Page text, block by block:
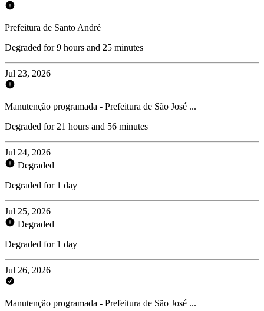
Prefeitura de Santo André
Degraded for 9 hours and 25 minutes
Jul 23, 2026
Manutenção programada - Prefeitura de São José ...
Degraded for 21 hours and 56 minutes
Jul 24, 2026
Degraded
Degraded for 1 day
Jul 25, 2026
Degraded
Degraded for 1 day
Jul 26, 2026
Manutenção programada - Prefeitura de São José ...